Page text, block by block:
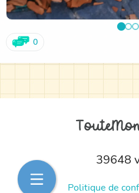
0
39648
Politique de